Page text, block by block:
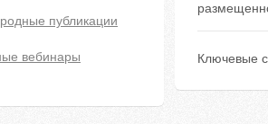
публикации
вебинары Ключевые